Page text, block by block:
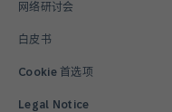
网络研讨会
白皮书
Cookie 首选项
Legal Notice